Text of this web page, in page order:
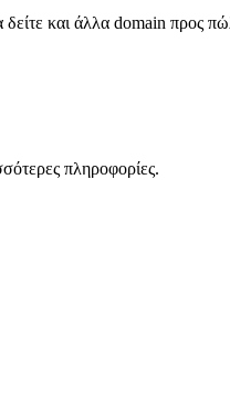
και άλλα domain προς
πληροφορίες.